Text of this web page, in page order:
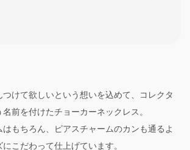
けて欲しいという想いを込めて、コレクタ
前を付けたチョーカーネックレス。
もちろん、ピアスチャームのカンも通るよ
こだわって仕上げています。